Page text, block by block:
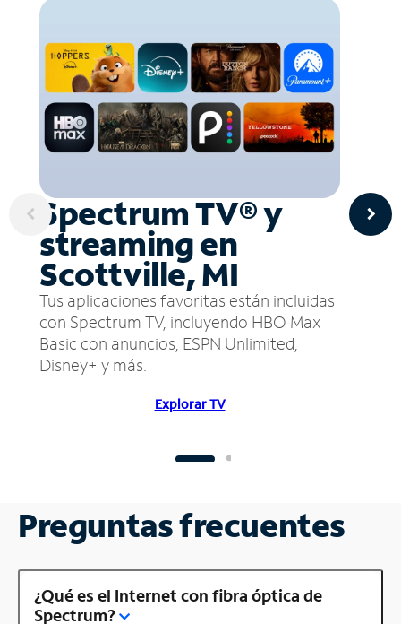
Spectrum TV® y
streaming en
Scottville, MI
Tus aplicaciones favoritas están incluidas
con Spectrum TV, incluyendo HBO Max
Basic con anuncios, ESPN Unlimited,
Disney+ y más.
Explorar TV
Preguntas frecuentes
¿Qué es el Internet con fibra óptica de
Spectrum?